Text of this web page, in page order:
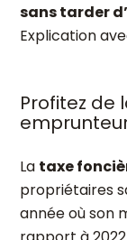
sans tarder
Explication
Profitez de
La taxe
propriétaires
année où son